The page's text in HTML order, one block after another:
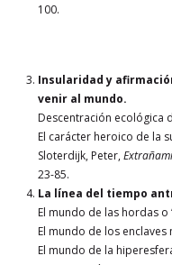
100.
Insularidad y
venir al mundo.
Descentración ecológica
El carácter heroico de la
Sloterdijk, Peter,
23-85.
La línea del tiempo
El mundo de las hordas o
El mundo de los
El mundo de la